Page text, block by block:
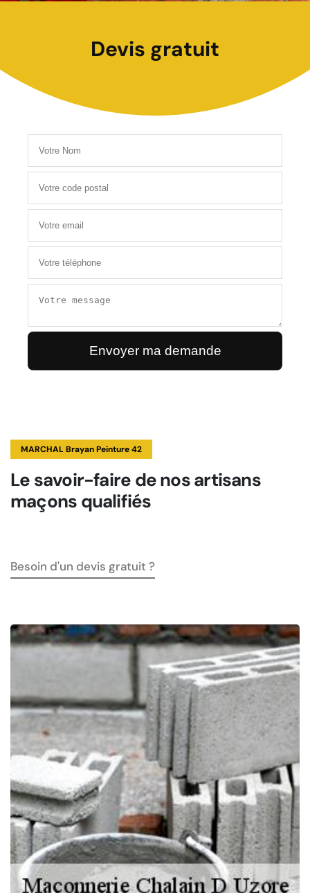
Devis gratuit
MARCHAL Brayan Peinture 42
Le savoir-faire de nos artisans
maçons qualifiés
Besoin d'un devis gratuit ?